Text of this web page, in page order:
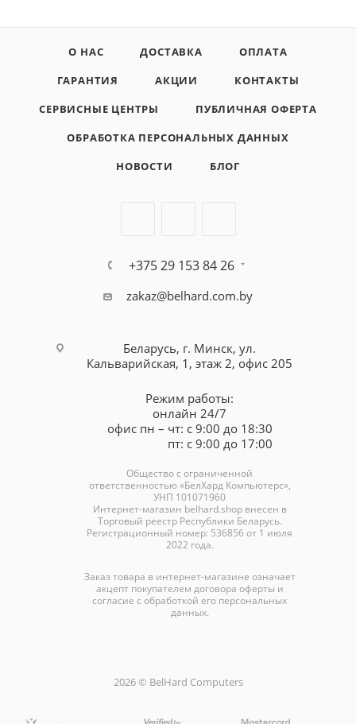
О НАС ДОСТАВКА
ОПЛАТА
ГАРАНТИЯ
АКЦИИ
КОНТАКТЫ
СЕРВИСНЫЕ ЦЕНТРЫ
ПУБЛИЧНАЯ ОФЕРТА
ОБРАБОТКА ПЕРСОНАЛЬНЫХ ДАННЫХ
НОВОСТИ
БЛОГ
+375 29 153 84 26
zakaz@belhard.com.by
Беларусь, г. Минск, ул.
Кальварийская, 1, этаж 2, офис 205
Режим работы:
онлайн 24/7
офис пн – чт: с 9:00 до 18:30
пт: с 9:00 до 17:00
Общество с ограниченной
ответственностью «БелХард Компьютерс»,
УНП 101071960
Интернет-магазин belhard.shopвнесен в
Торговый реестр Республики Беларусь.
Регистрационный номер: 536856 от 1 июля
2022 года.
Заказ товара в интернет-магазине означает
акцепт покупателем договора оферты и
согласие с обработкой его персональных
данных.
2026 © BelHard Computers